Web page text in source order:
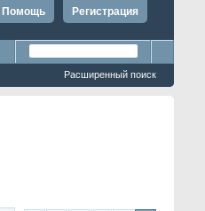
Регистрация
Помощь
Расширенный поиск